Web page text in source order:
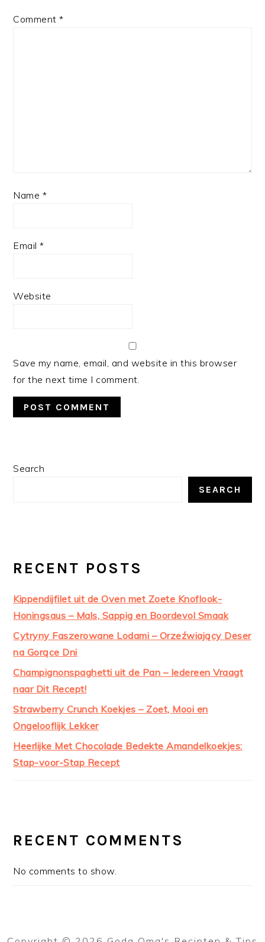
Comment*
Name *
Email*
Website
Save my name, email, and website in this browser
for the next time I comment.
PRIMARY
Search
SEARCH
RECENT POSTS
Kippendijfilet uit de Oven met Zoete Knoflook-
Honingsaus – Mals, Sappig en Boordevol Smaak
Cytryny Faszerowane Lodami – Orzeźwiający Deser
na Gorące Dni
Champignonspaghetti uit de Pan – Iedereen Vraagt
naar Dit Recept!
Strawberry Crunch Koekjes – Zoet, Mooi en
Ongelooflijk Lekker
Heerlijke Met Chocolade Bedekte Amandelkoekjes:
Stap-voor-Stap Recept
RECENT COMMENTS
No comments to show.